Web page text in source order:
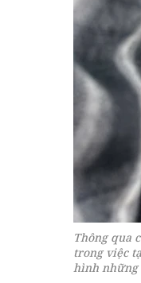
Thông qua
trong việc
hình những